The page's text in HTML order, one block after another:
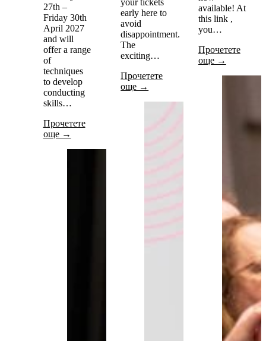
27th –
Friday 30th
April 2027
and will
offer a range
of
techniques
to develop
conducting
skills…
Прочетете
още →
early here to
avoid
disappointment.
The
exciting…
Прочетете
още →
available! At
this link ,
you…
Прочетете
още →